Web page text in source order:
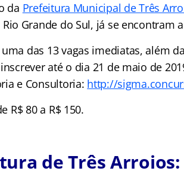
da Prefeitura Municipal de Três
Rio Grande do Sul, já se encontram
das 13 vagas imediatas, além
até o dia 21 de maio de
e Consultoria: http://
R$ 80 a R$ 150.
de Três Arroios: